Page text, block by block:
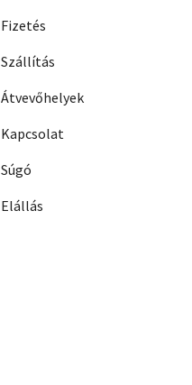
Fizetés
Szállítás
Átvevőhelyek
Kapcsolat
Súgó
Elállás